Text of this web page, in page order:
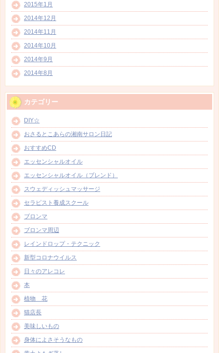
2015年1月
2014年12月
2014年11月
2014年10月
2014年9月
2014年8月
カテゴリー
DIY☆
おさるとこあらの湘南サロン日記
おすすめCD
エッセンシャルオイル
エッセンシャルオイル（ブレンド）
スウェディッシュマッサージ
セラピスト養成スクール
ブロンマ
ブロンマ周辺
レインドロップ・テクニック
新型コロナウイルス
日々のアレコレ
本
植物 花
猫店長
美味しいもの
身体によさそうなもの